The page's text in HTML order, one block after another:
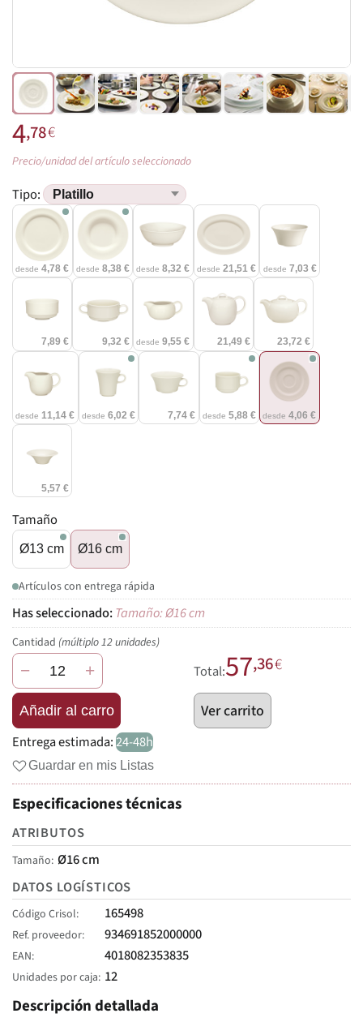
4,78€
Precio/unidad del artículo seleccionado
Tipo:
desde4,78 € desde 8,38 € desde8,32 € desde 21,51 € desde 7,03 €
7,89 € 9,32 € desde9,55 € 21,49 € 23,72 €
desde 11,14 € desde 6,02 € 7,74 € desde 5,88 € desde4,06 €
5,57 €
Tamaño
Ø13 cm Ø16 cm
Artículos con entrega rápida
Tamaño: Ø16 cm
Cantidad (múltiplo 12 unidades)
− +
Añadir al carro
Total:57,36€
Ver carrito
Entrega estimada:24-48h
Guardar en mis Listas
Especificaciones técnicas
ATRIBUTOS
Tamaño Ø16 cm
DATOS LOGÍSTICOS
Código Crisol 165498
Ref. proveedor 934691852000000
EAN 4018082353835
Unidades por caja 12
Descripción detallada